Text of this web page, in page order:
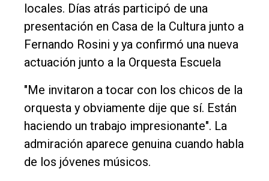
locales. Días atrás participó de una
presentación en Casa de la Cultura junto a
Fernando Rosini y ya confirmó una nueva
actuación junto a la Orquesta Escuela
"Me invitaron a tocar con los chicos de la
orquesta y obviamente dije que sí. Están
haciendo un trabajo impresionante". La
admiración aparece genuina cuando habla
de los jóvenes músicos.